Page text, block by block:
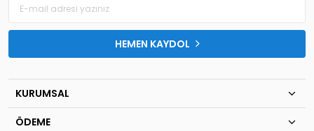
HEMEN KAYDOL
KURUMSAL
ÖDEME